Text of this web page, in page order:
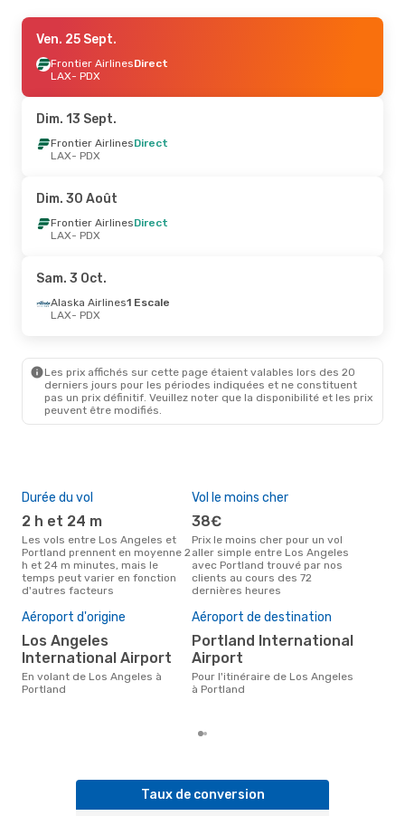
Ven. 25 Sept.
Frontier AirlinesDirect
LAX- PDX
PDX- LAX
Jeu. 10 Sept.- Dim. 13 Sept.
Frontier Airlines
PDX- LAX
Frontier Airlines
LAX- PDX
Frontier Airlines 1 Escale
PDX - LAX
Jeu. 8 Oct.- Mar. 13 Oct.
Frontier AirlinesDirect
LAX- PDX
Alaska Airlines 1 Escale
PDX- LAX
Ven. 25 Sept.
Frontier AirlinesDirect
LAX- PDX
Dim. 13 Sept.
Frontier AirlinesDirect
LAX- PDX
Dim. 30 Août
Frontier AirlinesDirect
LAX- PDX
Sam. 3 Oct.
Alaska Airlines1 Escale
LAX- PDX
Les prix affichés sur cette page étaient valables lors des 20
derniers jours pour les périodes indiquées et ne constituent
pas un prix définitif. Veuillez noter que la disponibilité et les prix
peuvent être modifiés.
Durée du vol
2 h et 24 m
Les vols entre Los Angeles et
Portland prennent en moyenne 2
h et 24 m minutes, mais le
temps peut varier en fonction
d'autres facteurs
Vol le moins cher
38€
Prix le moins cher pour un vol
aller simple entre Los Angeles
avec Portland trouvé par nos
clients au cours des 72
dernières heures
Aéroport d'origine
Los Angeles
International Airport
En volant de Los Angeles à
Portland
Aéroport de destination
Portland International
Airport
Pour l'itinéraire de Los Angeles
à Portland
Taux de conversion